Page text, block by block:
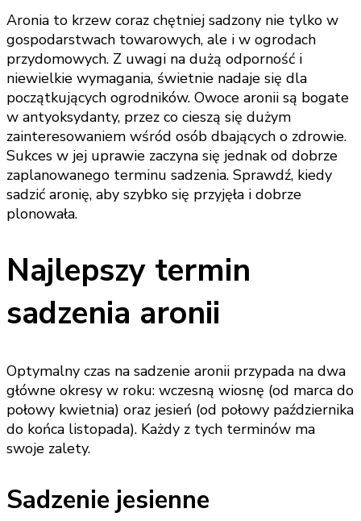
Aronia to krzew coraz chętniej sadzony nie tylko w
gospodarstwach towarowych, ale i w ogrodach
przydomowych. Z uwagi na dużą odporność i
niewielkie wymagania, świetnie nadaje się dla
początkujących ogrodników. Owoce aronii są bogate
w antyoksydanty, przez co cieszą się dużym
zainteresowaniem wśród osób dbających o zdrowie.
Sukces w jej uprawie zaczyna się jednak od dobrze
zaplanowanego terminu sadzenia. Sprawdź, kiedy
sadzić aronię, aby szybko się przyjęła i dobrze
plonowała.
Najlepszy termin
sadzenia aronii
Optymalny czas na sadzenie aronii przypada na dwa
główne okresy w roku: wczesną wiosnę (od marca do
połowy kwietnia) oraz jesień (od połowy października
do końca listopada). Każdy z tych terminów ma
swoje zalety.
Sadzenie jesienne